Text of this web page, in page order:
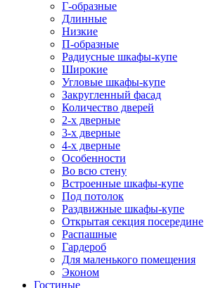
Г-образные
Длинные
Низкие
П-образные
Радиусные шкафы-купе
Широкие
Угловые шкафы-купе
Закругленный фасад
Количество дверей
2-х дверные
3-х дверные
4-х дверные
Особенности
Во всю стену
Встроенные шкафы-купе
Под потолок
Раздвижные шкафы-купе
Открытая секция посередине
Распашные
Гардероб
Для маленького помещения
Эконом
Гостиные